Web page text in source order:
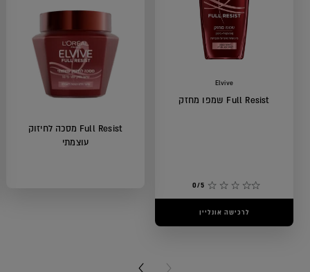
Elvive
Full Resist שמפו מחזק
0/5
לרכישה אונליין
Full Resist מסכה לחיזוק
עוצמתי
PREVIOUS CARD
NEXT CARD